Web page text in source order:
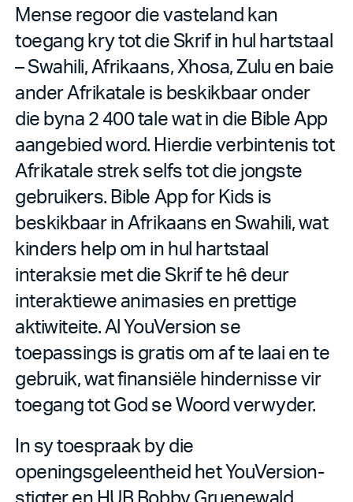
Mense regoor die vasteland kan
toegang kry tot die Skrif in hul hartstaal
– Swahili, Afrikaans, Xhosa, Zulu en baie
ander Afrikatale is beskikbaar onder
die byna 2 400 tale wat in die Bible App
aangebied word. Hierdie verbintenis tot
Afrikatale strek selfs tot die jongste
gebruikers. Bible App for Kids is
beskikbaar in Afrikaans en Swahili, wat
kinders help om in hul hartstaal
interaksie met die Skrif te hê deur
interaktiewe animasies en prettige
aktiwiteite. Al YouVersion se
toepassings is gratis om af te laai en te
gebruik, wat finansiële hindernisse vir
toegang tot God se Woord verwyder.
In sy toespraak by die
openingsgeleentheid het YouVersion-
stigter en HUB Bobby Gruenewald